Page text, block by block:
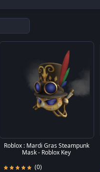
Roblox : Mardi Gras Steampunk
Mask - Roblox Key
(0)